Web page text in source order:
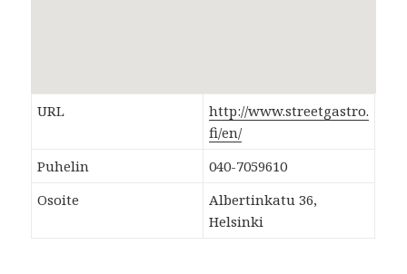
URL
http://www.streetgastro.
fi/en/
Puhelin
040-7059610
Osoite
Albertinkatu 36,
Helsinki